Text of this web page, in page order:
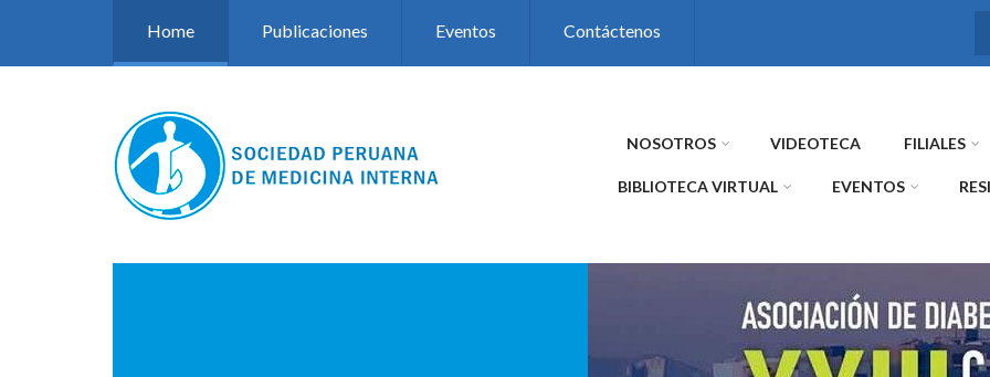
Home Publicaciones Eventos Contáctenos
NOSOTROS VIDEOTECA FILIALES
BIBLIOTECA VIRTUAL EVENTOS